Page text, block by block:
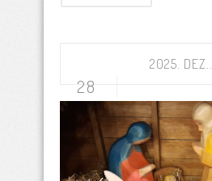
2025. DEZ..
28